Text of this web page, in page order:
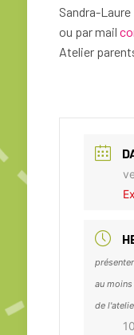
Sandra-Laure
ou par mail
Atelier
au
de